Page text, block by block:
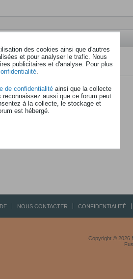
activité à afficher.
NOUS CONTACTER CONFIDENTIALITÉ
Copyright © 2026
des cookies ainsi que d'autres
et pour analyser le trafic. Nous
publicitaires et d'analyse. Pour plus
.
de confidentialité ainsi que la collecte
aussi que ce forum peut
à la collecte, le stockage et
est hébergé.